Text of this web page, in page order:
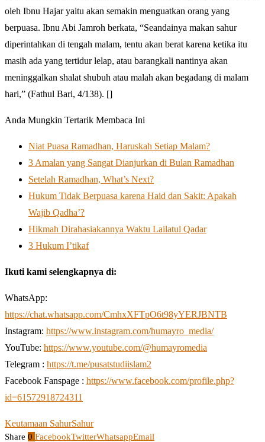
oleh Ibnu Hajar yaitu akan semakin menguatkan orang yang
berpuasa. Ibnu Abi Jamroh berkata, “Seandainya makan sahur
diperintahkan di tengah malam, tentu akan berat karena ketika itu
masih ada yang tertidur lelap, atau barangkali nantinya akan
meninggalkan shalat shubuh atau malah akan begadang di malam
hari,” (Fathul Bari, 4/138). []
Anda Mungkin Tertarik Membaca Ini
Niat Puasa Ramadhan, Haruskah Setiap Malam?
3 Amalan yang Sangat Dianjurkan di Bulan Ramadhan
Setelah Ramadhan, What’s Next?
Hukum Tidak Berpuasa karena Haid dan Sakit: Apakah
Wajib Qadha’?
Hikmah Dirahasiakannya Waktu Lailatul Qadar
3 Hukum I’tikaf
Ikuti kami selengkapnya di:
WhatsApp:
https://chat.whatsapp.com/CmhxXFTpO6t98yYERJBNTB
Instagram: https://www.instagram.com/humayro_media/
YouTube: https://www.youtube.com/@humayromedia
Telegram : https://t.me/pusatstudiislam2
Facebook Fanspage : https://www.facebook.com/profile.php?
id=61572918724311
Keutamaan SahurSahur
Share 0 FacebookTwitterWhatsappEmail